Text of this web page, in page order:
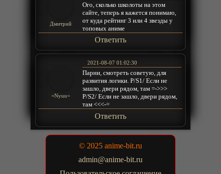
Дмитрий
Ого, сколько школоты на этом
сайте, теперь я кажется понимаю,
от куда рейтинг 3 или 4 звезды у
топовых аниме
Ответить
=Nyuu=
2021-08-07 01:02:30
Парни, смотреть советую, для
развития логики. P/S1/ Если не
зашло, двери рядом, там =->>>
P/S2/ Если не зашло, двери рядом,
там <<<-=
Ответить
© 2025 anime-bit.ru
admin@anime-bit.ru